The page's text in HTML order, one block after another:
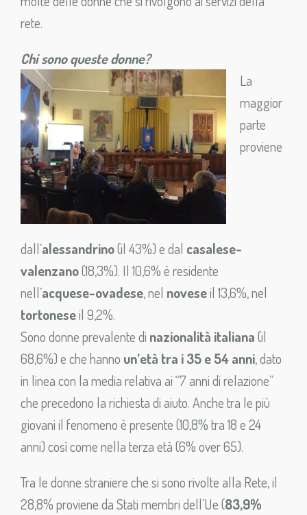
rete.
Chi sono queste donne?
La
maggior
parte
proviene
dall’alessandrino(il 43%) e dal casalese-
valenzano(18,3%). Il 10,6% è residente
nell’acquese-ovadese, nel noveseil 13,6%, nel
tortoneseil 9,2%.
Sono donne prevalente di nazionalità italiana(il
68,6%) e che hanno un’età tra i 35 e 54 anni, dato
in linea con la media relativa ai “7 anni di relazione”
che precedono la richiesta di aiuto. Anche tra le più
giovani il fenomeno è presente (10,8% tra 18 e 24
anni) così come nella terza età (6% over 65).
Tra le donne straniere che si sono rivolte alla Rete, il
28,8% proviene da Stati membri dell’Ue (83,9%